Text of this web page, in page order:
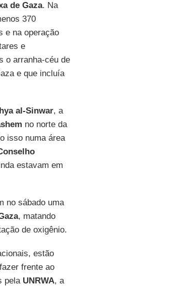
de Gaza. Na
370
e na operação
e
o arranha-céu de
e que incluía
al-Sinwar, a
no norte da
isso numa área
estavam em
no sábado uma
, matando
de oxigênio.
estão
frente ao
pela UNRWA, a